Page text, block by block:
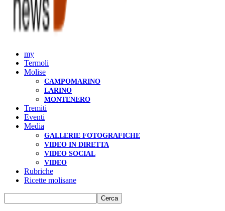
my
Termoli
Molise
CAMPOMARINO
LARINO
MONTENERO
Tremiti
Eventi
Media
GALLERIE FOTOGRAFICHE
VIDEO IN DIRETTA
VIDEO SOCIAL
VIDEO
Rubriche
Ricette molisane